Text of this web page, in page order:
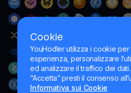
Cookie
YouHodler utilizza i cookie per
esperienza, personalizzare
ed analizzare il traffico dei
“Accetta” presti il consenso
Informativa sui Cookie